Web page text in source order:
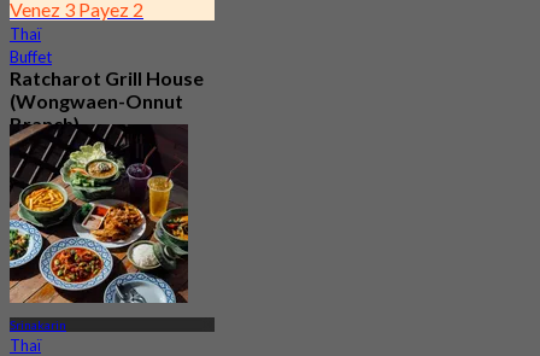
Venez 3 Payez 2
Thaï
Buffet
Ratcharot Grill House
(Wongwaen-Onnut
Branch)
5.0
99 Réservé
De฿ 266
Srinakarin
Thaï